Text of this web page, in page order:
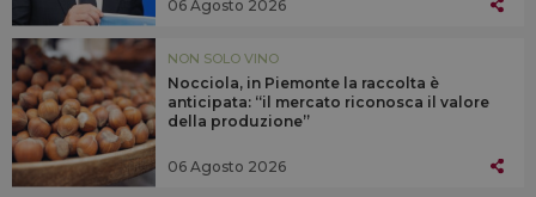
06 Agosto 2026
NON SOLO VINO
Nocciola, in Piemonte la raccolta è
anticipata: “il mercato riconosca il valore
della produzione”
06 Agosto 2026